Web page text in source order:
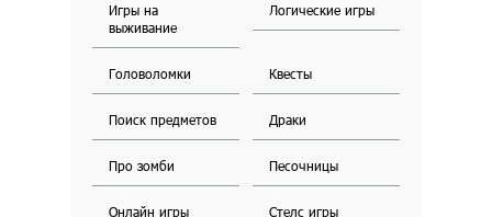
Игры на
выживание
Логические игры
Головоломки Квесты
Поиск предметов Драки
Про зомби Песочницы
Онлайн игры Стелс игры